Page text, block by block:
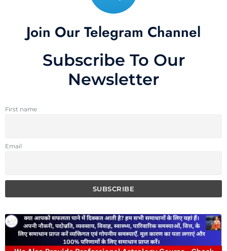
Join Our Telegram Channel
Subscribe To Our
Newsletter
First name
Email